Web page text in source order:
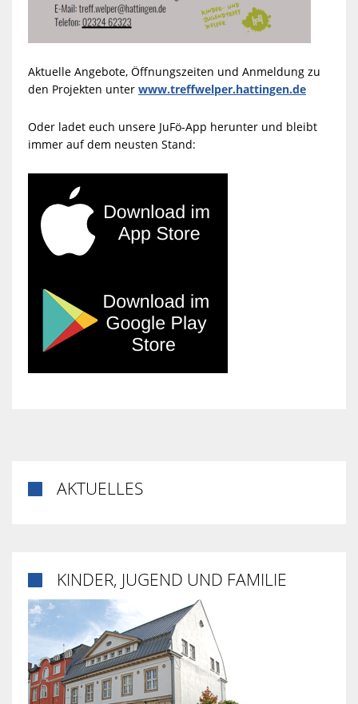
Aktuelle Angebote, Öffnungszeiten und Anmeldung zu
den Projekten unter www.treffwelper.hattingen.de
Oder ladet euch unsere JuFö-App herunter und bleibt
immer auf dem neusten Stand:
AKTUELLES
KINDER, JUGEND UND FAMILIE